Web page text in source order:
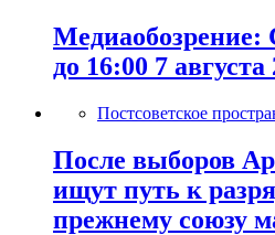
Медиаобозрение:
до 16:00 7 августа
Постсоветское
После выборов
ищут путь к
прежнему союзу